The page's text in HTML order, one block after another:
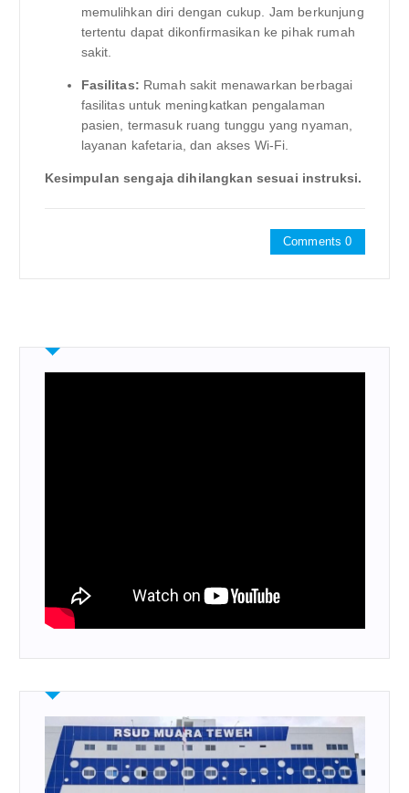
memulihkan diri dengan cukup. Jam berkunjung
tertentu dapat dikonfirmasikan ke pihak rumah
sakit.
Fasilitas: Rumah sakit menawarkan berbagai
fasilitas untuk meningkatkan pengalaman
pasien, termasuk ruang tunggu yang nyaman,
layanan kafetaria, dan akses Wi-Fi.
Kesimpulan sengaja dihilangkan sesuai instruksi.
Comments 0